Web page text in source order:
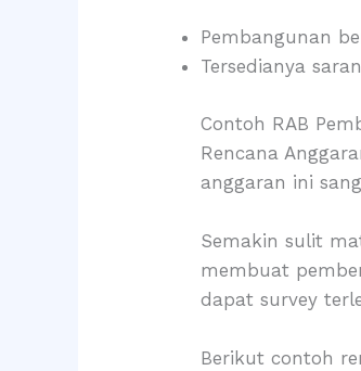
Pembangunan
Tersedianya
Contoh RAB
Rencana
anggaran ini
Semakin sulit
membuat
dapat survey
Berikut contoh